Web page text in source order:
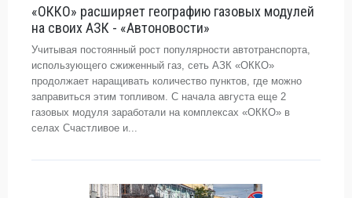
«ОККО» расширяет географию газовых модулей
на своих АЗК - «Автоновости»
Учитывая постоянный рост популярности автотранспорта,
использующего сжиженный газ, сеть АЗК «ОККО»
продолжает наращивать количество пунктов, где можно
заправиться этим топливом. С начала августа еще 2
газовых модуля заработали на комплексах «ОККО» в
селах Счастливое и...